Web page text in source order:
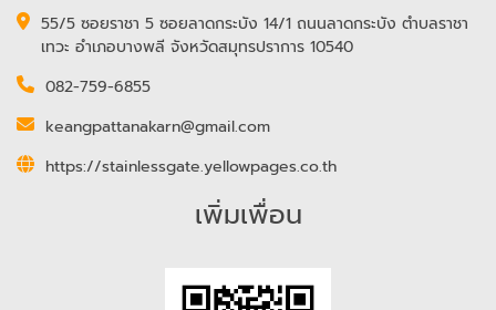
55/5 ซอยราชา 5 ซอยลาดกระบัง 14/1 ถนนลาดกระบัง ตำบลราชา
เทวะ อำเภอบางพลี จังหวัดสมุทรปราการ 10540
082-759-6855
keangpattanakarn@gmail.com
https://stainlessgate.yellowpages.co.th
เพิ่มเพื่อน